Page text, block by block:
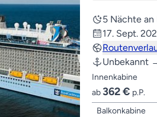
5 Nächte an
17. Sept.
Unbekannt
Innenkabine
ab 362 € p.P.
Balkonkabine